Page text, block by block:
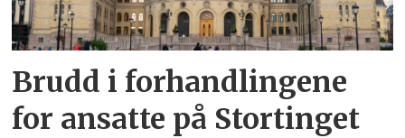
Brudd i forhandlingene
for ansatte på Stortinget